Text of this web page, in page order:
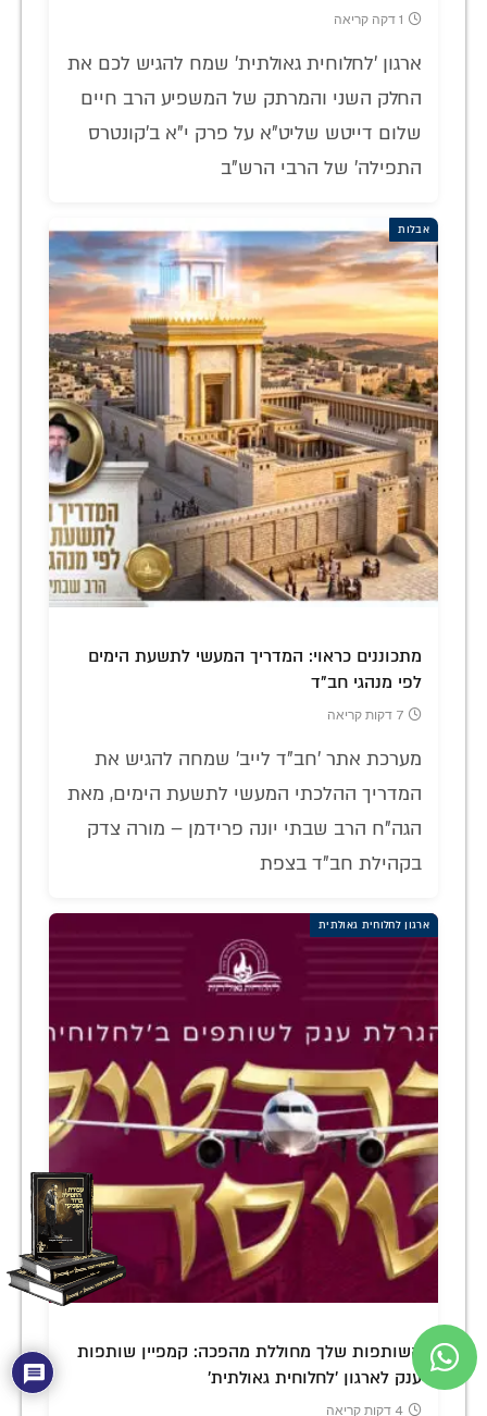
1 דקה קריאה
ארגון 'לחלוחית גאולתית' שמח להגיש לכם את
החלק השני והמרתק של המשפיע הרב חיים
שלום דייטש שליט"א על פרק י"א ב'קונטרס
התפילה' של הרבי הרש"ב
אבלות
מתכוננים כראוי: המדריך המעשי לתשעת הימים
לפי מנהגי חב"ד
7 דקות קריאה
מערכת אתר 'חב"ד לייב' שמחה להגיש את
המדריך ההלכתי המעשי לתשעת הימים, מאת
הגה"ח הרב שבתי יונה פרידמן – מורה צדק
בקהילת חב"ד בצפת
ארגון לחלוחית גאולתית
השותפות שלך מחוללת מהפכה: קמפיין שותפות
ענק לארגון 'לחלוחית גאולתית'
4 דקות קריאה